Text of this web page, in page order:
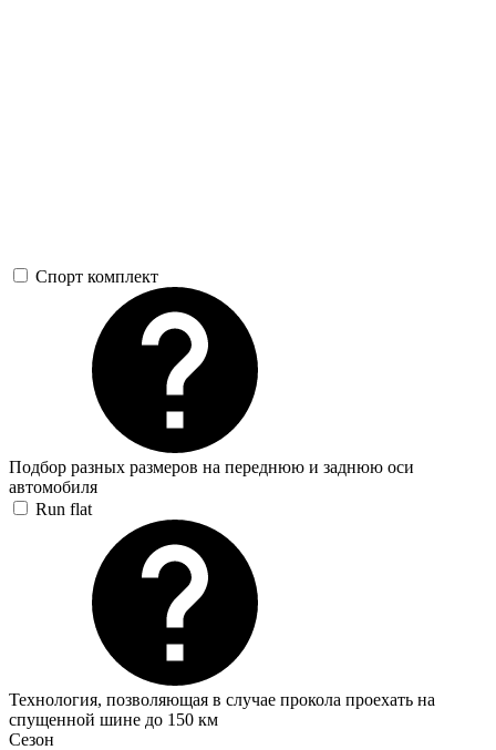
Спорт комплект
Подбор разных размеров на переднюю и заднюю оси
автомобиля
Run flat
Технология, позволяющая в случае прокола проехать на
спущенной шине до 150 км
Сезон